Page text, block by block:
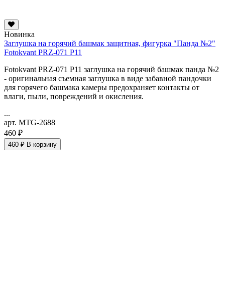
Новинка
Заглушка на горячий башмак защитная, фигурка "Панда №2"
Fotokvant PRZ-071 P11
Fotokvant PRZ-071 P11 заглушка на горячий башмак панда №2
- оригинальная съемная заглушка в виде забавной пандочки
для горячего башмака камеры предохраняет контакты от
влаги, пыли, повреждений и окисления.
...
арт. MTG-2688
460 ₽
460 ₽ В корзину